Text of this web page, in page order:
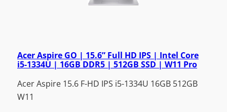
Acer Aspire GO | 15.6” Full HD IPS | Intel Core
i5-1334U | 16GB DDR5 | 512GB SSD | W11 Pro
Acer Aspire 15.6 F-HD IPS i5-1334U 16GB 512GB
W11